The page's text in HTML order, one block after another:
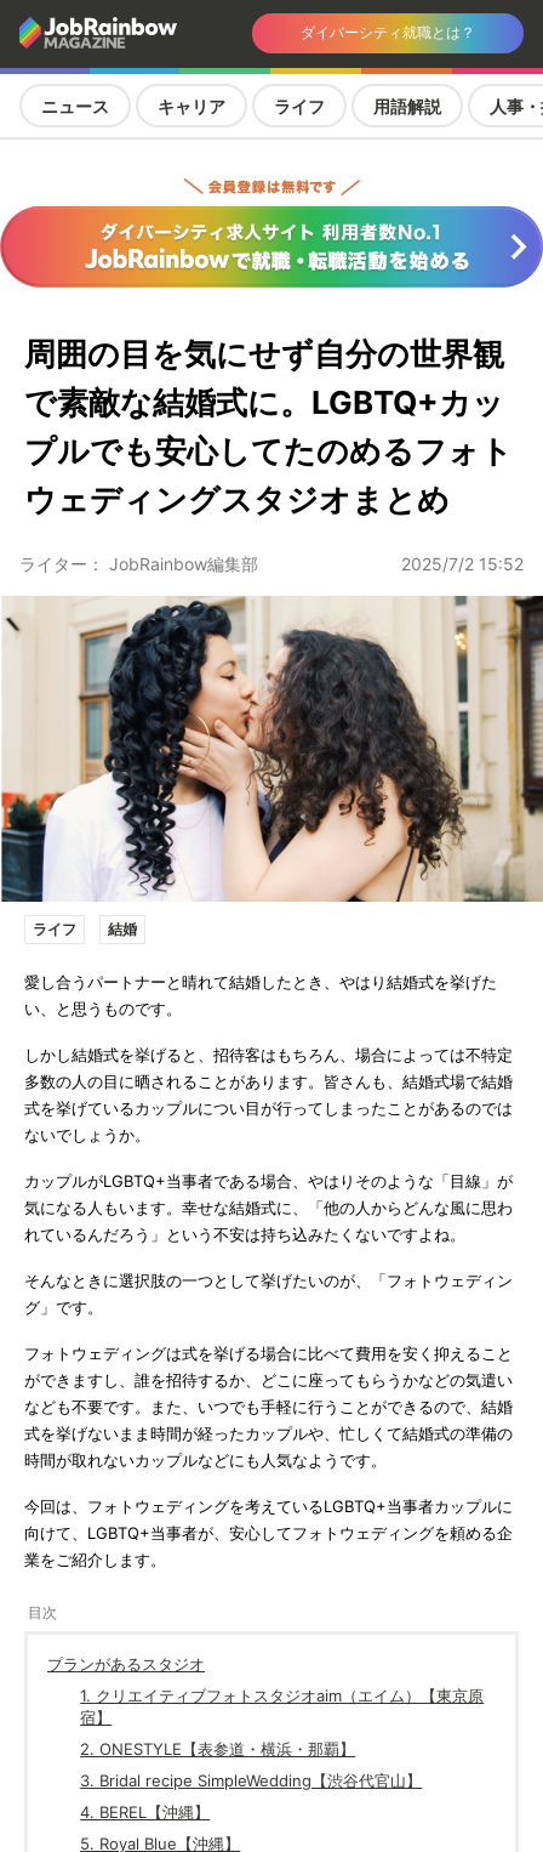
ダイバーシティ就職とは？
ニュース キャリア ライフ 用語解説 人事
周囲の目を気にせず自分の世界観
で素敵な結婚式に。LGBTQ+カッ
プルでも安心してたのめるフォト
ウェディングスタジオまとめ
ライター： JobRainbow編集部 2025/7/2 15:52
ライフ 結婚
愛し合うパートナーと晴れて結婚したとき、やはり結婚式を挙げた
い、と思うものです。
しかし結婚式を挙げると、招待客はもちろん、場合によっては不特定
多数の人の目に晒されることがあります。皆さんも、結婚式場で結婚
式を挙げているカップルについ目が行ってしまったことがあるのでは
ないでしょうか。
カップルがLGBTQ+当事者である場合、やはりそのような「目線」が
気になる人もいます。幸せな結婚式に、「他の人からどんな風に思わ
れているんだろう」という不安は持ち込みたくないですよね。
そんなときに選択肢の一つとして挙げたいのが、「フォトウェディン
グ」です。
フォトウェディングは式を挙げる場合に比べて費用を安く抑えること
ができますし、誰を招待するか、どこに座ってもらうかなどの気遣い
なども不要です。また、いつでも手軽に行うことができるので、結婚
式を挙げないまま時間が経ったカップルや、忙しくて結婚式の準備の
時間が取れないカップルなどにも人気なようです。
今回は、フォトウェディングを考えているLGBTQ+当事者カップルに
向けて、LGBTQ+当事者が、安心してフォトウェディングを頼める企
業をご紹介します。
プランがあるスタジオ
1. クリエイティブフォトスタジオaim（エイム）【東京原
宿】
2. ONESTYLE【表参道・横浜・那覇】
3. Bridal recipe SimpleWedding【渋谷代官山】
4. BEREL【沖縄】
5. Royal Blue【沖縄】